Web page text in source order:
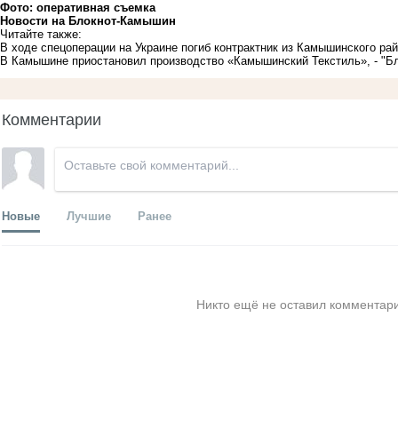
Фото: оперативная съемка
Новости на Блoкнoт-Камышин
Читайте также:
В ходе спецоперации на Украине погиб контрактник из Камышинского
В Камышине приостановил производство «Камышинский Текстиль», -
Комментарии
Новые Лучшие Ранее
Никто ещё не оставил